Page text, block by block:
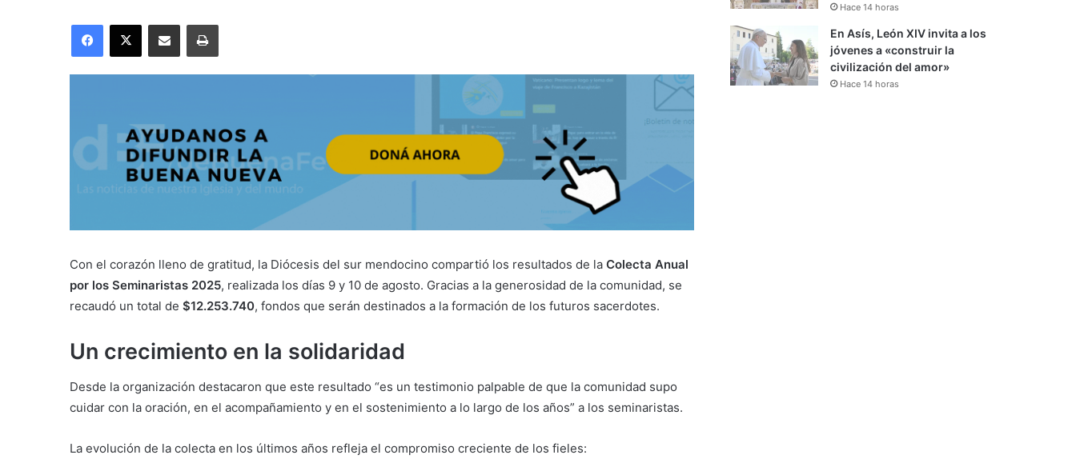
Con el corazón lleno de gratitud, la Diócesis del sur mendocino compartió los resultados de la Colecta Anual
por los Seminaristas 2025, realizada los días 9 y 10 de agosto. Gracias a la generosidad de la comunidad, se
recaudó un total de $12.253.740, fondos que serán destinados a la formación de los futuros sacerdotes.
Un crecimiento en la solidaridad
Desde la organización destacaron que este resultado “es un testimonio palpable de que la comunidad supo
cuidar con la oración, en el acompañamiento y en el sostenimiento a lo largo de los años” a los seminaristas.
La evolución de la colecta en los últimos años refleja el compromiso creciente de los fieles:
Hace 14 horas
En Asís, León XIV invita a los
jóvenes a «construir la
civilización del amor»
Hace 14 horas